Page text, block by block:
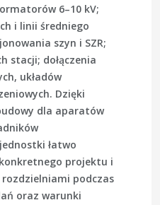
6–10 kV;
i linii średniego
szyn i SZR;
stacji; dołączenia
układów
Dzięki
dla aparatów
łatwo
projektu i
podczas
oraz warunki